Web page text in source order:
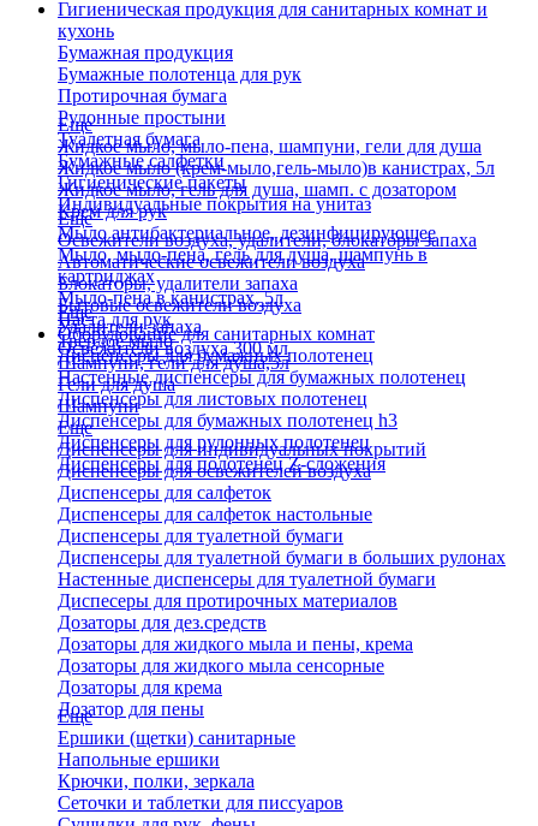
Гигиеническая продукция для санитарных комнат и
кухонь
Бумажная продукция
Бумажные полотенца для рук
Протирочная бумага
Рулонные простыни
Туалетная бумага
Бумажные салфетки
Гигиенические пакеты
Индивидуальные покрытия на унитаз
Еще
Жидкое мыло, мыло-пена, шампуни, гели для душа
Жидкое мыло (крем-мыло,гель-мыло)в канистрах, 5л
Жидкое мыло, гель для душа, шамп. с дозатором
Крем для рук
Мыло антибактериальное, дезинфицирующее
Мыло, мыло-пена, гель для душа, шампунь в
картриджах
Мыло-пена в канистрах, 5л
Паста для рук
Твердое мыло
Шампуни, гели для душа,5л
Гели для душа
Шампуни
Еще
Освежители воздуха, удалители, блокаторы запаха
Автоматические освежители воздуха
Блокаторы, удалители запаха
Бытовые освежители воздуха
Удалители запаха
Освежители воздуха 300 мл
Еще
Оборудование для санитарных комнат
Диспенсеры для бумажных полотенец
Настенные диспенсеры для бумажных полотенец
Диспенсеры для листовых полотенец
Диспенсеры для бумажных полотенец h3
Диспенсеры для рулонных полотенец
Диспенсеры для полотенец Z-сложения
Еще
Диспенсеры для индивидуальных покрытий
Диспенсеры для освежителей воздуха
Диспенсеры для салфеток
Диспенсеры для салфеток настольные
Диспенсеры для туалетной бумаги
Диспенсеры для туалетной бумаги в больших рулонах
Настенные диспенсеры для туалетной бумаги
Диспесеры для протирочных материалов
Дозаторы для дез.средств
Дозаторы для жидкого мыла и пены, крема
Дозаторы для жидкого мыла сенсорные
Дозаторы для крема
Дозатор для пены
Еще
Ершики (щетки) санитарные
Напольные ершики
Крючки, полки, зеркала
Сеточки и таблетки для писсуаров